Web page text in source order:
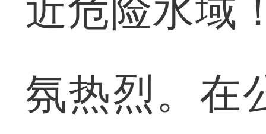
近危险水域
氛热烈。在